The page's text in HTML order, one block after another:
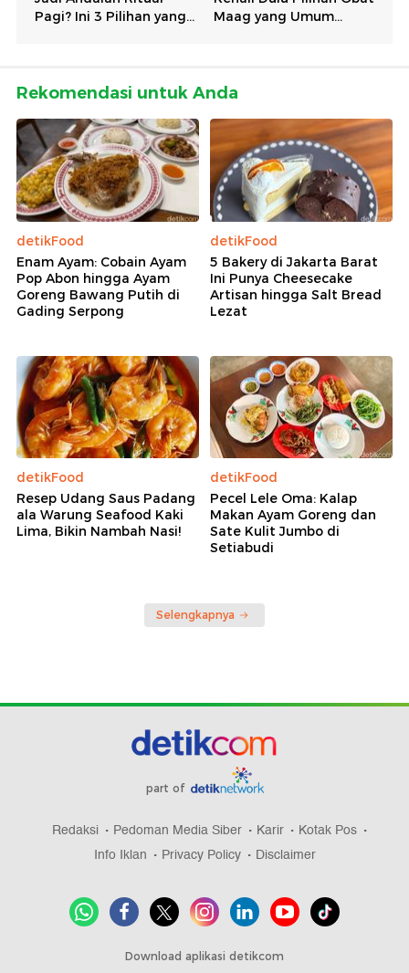
Rekomendasi untuk Anda
detikFood
Enam Ayam: Cobain Ayam
Pop Abon hingga Ayam
Goreng Bawang Putih di
Gading Serpong
detikFood
5 Bakery di Jakarta Barat
Ini Punya Cheesecake
Artisan hingga Salt Bread
Lezat
detikFood
Resep Udang Saus Padang
ala Warung Seafood Kaki
Lima, Bikin Nambah Nasi!
detikFood
Pecel Lele Oma: Kalap
Makan Ayam Goreng dan
Sate Kulit Jumbo di
Setiabudi
Selengkapnya
part of
Redaksi Pedoman Media Siber Karir
Kotak Pos
Info Iklan
Privacy Policy Disclaimer
Download aplikasi detikcom